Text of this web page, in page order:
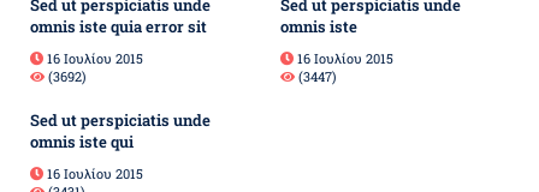
Sed ut perspiciatis unde
omnis iste quia error sit
16 Ιουλίου 2015
(3692)
Sed ut perspiciatis unde
omnis iste
16 Ιουλίου 2015
(3447)
Sed ut perspiciatis unde
omnis iste qui
16 Ιουλίου 2015